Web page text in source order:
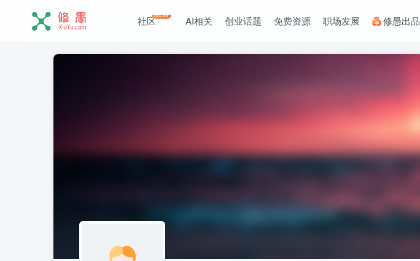
社区NEW AI相关 创业话题 免费资源 职场发展 修愚出品